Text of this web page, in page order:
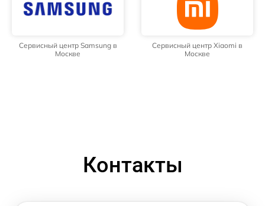
Сервисный центр Samsung в
Москве
Сервисный центр Xiaomi в
Москве
Контакты